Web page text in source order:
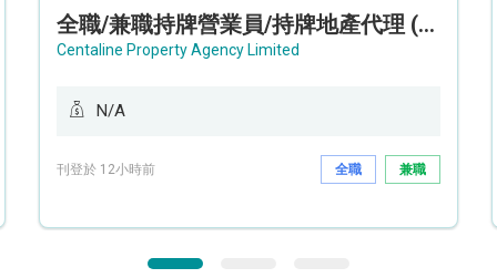
全職/兼職持牌營業員/持牌地產代理 (長沙灣/將軍澳/油塘)
Centaline Property Agency Limited
N/A
刊登於 12小時前 全職 兼職